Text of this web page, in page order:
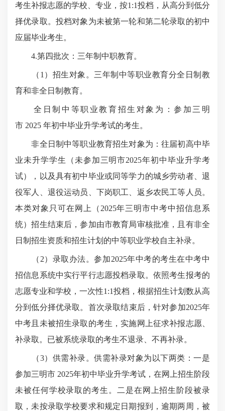
考生补报志愿的学校、专业，按1:1投档，从高分到低分
择优录取。投档对象为未被第一轮和第二轮录取的初中
应届毕业考生。
4.第四批次：三年制中职教育。
（1）招生对象。三年制中等职业教育分全日制教
育和非全日制教育。
全日制中等职业教育招生对象为：参加三明
市 2025 年初中毕业升学考试的考生。
非全日制中等职业教育招生对象为：往届初高中毕
业未升学学生（未参加三明市2025年初中毕业升学考
试），以及具有初中毕业或同等学力的城乡劳动者、退
役军人、退役运动员、下岗职工、返乡农民工等人员。
本类对象只可在网上（2025年三明市中考中招信息系
统）招生结束后，参加由市教育局审核批准，且有非全
日制招生资质和招生计划的中等职业学校自主补录。
（2）录取办法。参加2025年中考的考生在中考中
招信息系统中实行平行志愿投档录取。依照考生报考的
志愿专业和学校，一次性1:1投档，根据招生计划数从高
分到低分择优录取。首次录取结束后，针对参加2025年
中考且未被招生录取的考生，实施网上征求补报志愿、
补录取。已被系统录取的考生不退录、不再补录。
（3）供需补录。供需补录对象为以下两类：一是
参加三明市 2025年初中毕业升学考试，在网上招生阶段
未被任何学校录取的考生。二是在网上招生阶段被录
取，未按录取学校要求和规定日期报到，逾期两周，被